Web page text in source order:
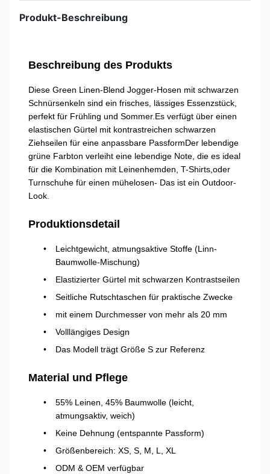
Produkt-Beschreibung
Beschreibung des Produkts
Diese Green Linen-Blend Jogger-Hosen mit schwarzen
Schnürsenkeln sind ein frisches, lässiges Essenzstück,
perfekt für Frühling und Sommer.Es verfügt über einen
elastischen Gürtel mit kontrastreichen schwarzen
Ziehseilen für eine anpassbare PassformDer lebendige
grüne Farbton verleiht eine lebendige Note, die es ideal
für die Kombination mit Leinenhemden, T-Shirts,oder
Turnschuhe für einen mühelosen- Das ist ein Outdoor-
Look.
Produktionsdetail
Leichtgewicht, atmungsaktive Stoffe (Linn-
Baumwolle-Mischung)
Elastizierter Gürtel mit schwarzen Kontrastseilen
Seitliche Rutschtaschen für praktische Zwecke
mit einem Durchmesser von mehr als 20 mm
Volllängiges Design
Das Modell trägt Größe S zur Referenz
Material und Pflege
55% Leinen, 45% Baumwolle (leicht,
atmungsaktiv, weich)
Keine Dehnung (entspannte Passform)
Größenbereich: XS, S, M, L, XL
ODM & OEM verfügbar